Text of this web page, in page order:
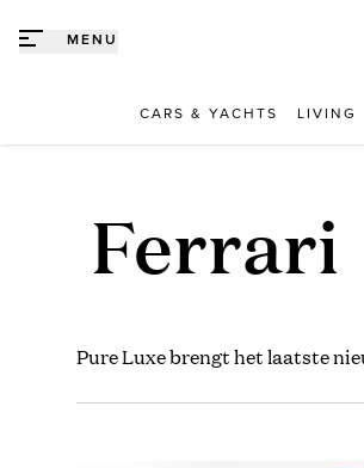
MENU
CARS & YACHTS LIVING
Ferrari
Pure Luxe brengt het laatste